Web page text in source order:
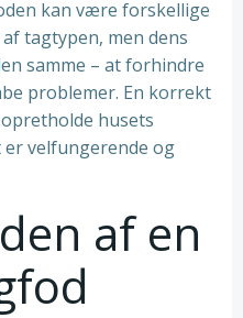
kan være forskellige
tagtypen, men dens
samme – at forhindre
problemer. En korrekt
husets
velfungerende og
af en